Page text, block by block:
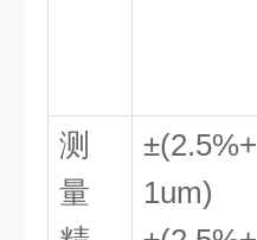
测
量
±(2.5%+
1um)